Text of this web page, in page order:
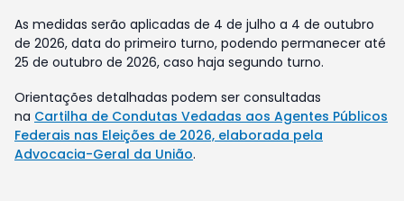
As medidas serão aplicadas de 4 de julho a 4 de outubro
de 2026, data do primeiro turno, podendo permanecer até
25 de outubro de 2026, caso haja segundo turno.
Orientações detalhadas podem ser consultadas
na Cartilha de Condutas Vedadas aos Agentes Públicos
Federais nas Eleições de 2026, elaborada pela
Advocacia-Geral da União.